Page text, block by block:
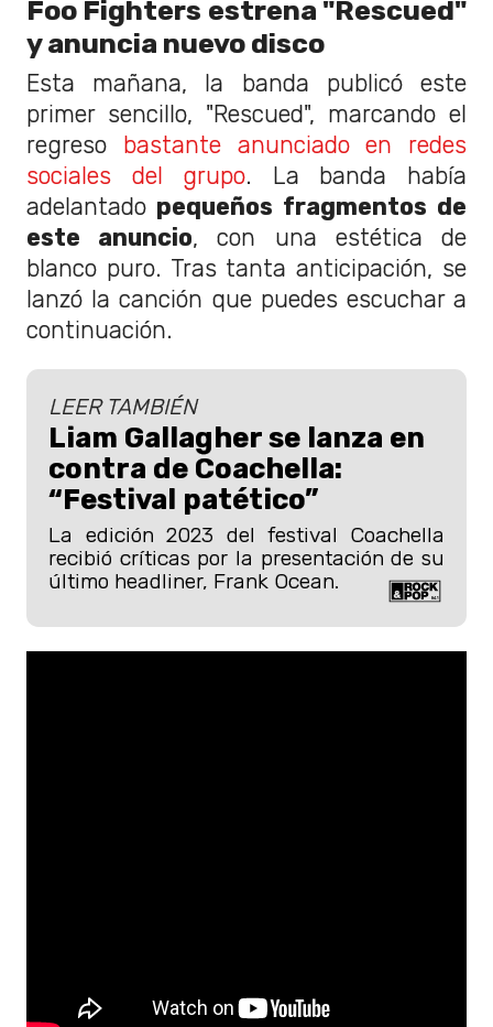
Foo Fighters estrena "Rescued"
y anuncia nuevo disco
Esta mañana, la banda publicó este
primer sencillo, "Rescued", marcando el
regreso bastante anunciado en redes
sociales del grupo. La banda había
adelantado pequeños fragmentos de
este anuncio, con una estética de
blanco puro. Tras tanta anticipación, se
lanzó la canción que puedes escuchar a
continuación.
LEER TAMBIÉN
Liam Gallagher se lanza en
contra de Coachella:
“Festival patético”
La edición 2023 del festival Coachella
recibió críticas por la presentación de su
último headliner, Frank Ocean.